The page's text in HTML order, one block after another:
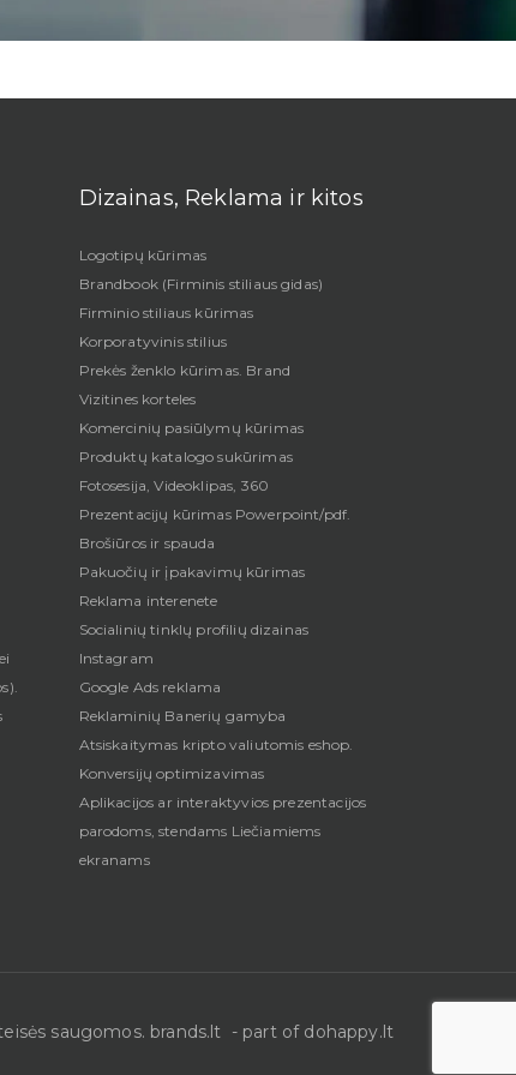
Dizainas, Reklama ir kitos
Logotipų kūrimas
Brandbook (Firminis stiliaus gidas)
Firminio stiliaus kūrimas
Korporatyvinis stilius
Prekės ženklo kūrimas. Brand
Vizitines korteles
Komercinių pasiūlymų kūrimas
Produktų katalogo sukūrimas
Fotosesija, Videoklipas, 360
Prezentacijų kūrimas Powerpoint/pdf.
Brošiūros ir spauda
Pakuočių ir įpakavimų kūrimas
Reklama interenete
Socialinių tinklų profilių dizainas
Instagram
Google Ads reklama
Reklaminių Banerių gamyba
Atsiskaitymas kripto valiutomis eshop.
Konversijų optimizavimas
Aplikacijos ar interaktyvios prezentacijos
parodoms, stendams Liečiamiems
ekranams
saugomos. brands.lt - part of dohappy.lt